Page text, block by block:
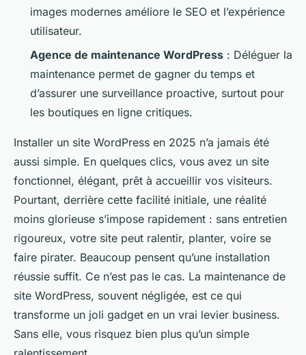
images modernes améliore le SEO et l’expérience
utilisateur.
Agence de maintenance WordPress : Déléguer la
maintenance permet de gagner du temps et
d’assurer une surveillance proactive, surtout pour
les boutiques en ligne critiques.
Installer un site WordPress en 2025 n’a jamais été
aussi simple. En quelques clics, vous avez un site
fonctionnel, élégant, prêt à accueillir vos visiteurs.
Pourtant, derrière cette facilité initiale, une réalité
moins glorieuse s’impose rapidement : sans entretien
rigoureux, votre site peut ralentir, planter, voire se
faire pirater. Beaucoup pensent qu’une installation
réussie suffit. Ce n’est pas le cas. La maintenance de
site WordPress, souvent négligée, est ce qui
transforme un joli gadget en un vrai levier business.
Sans elle, vous risquez bien plus qu’un simple